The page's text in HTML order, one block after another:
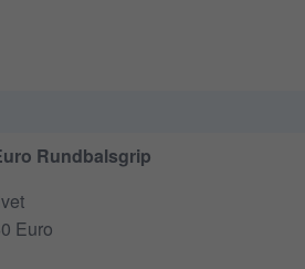
Rundbalsgrip
Euro